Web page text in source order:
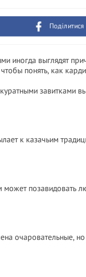
иногда выглядят
понять, как
завитками
к казачьим
позавидовать
очаровательные,